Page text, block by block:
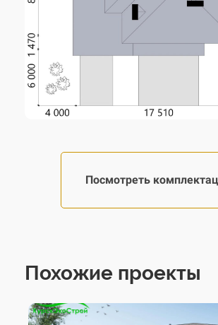
Фундамент
Посмотреть
Похожие проекты